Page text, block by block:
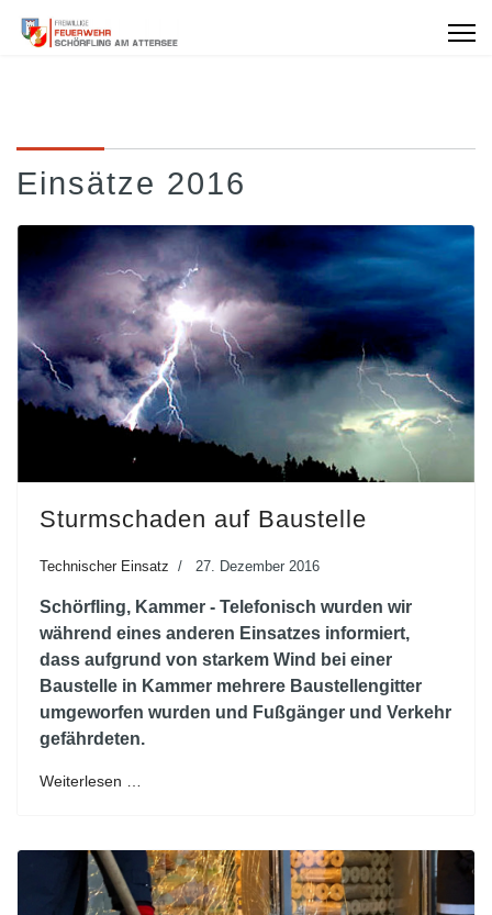
Einsätze 2016
Sturmschaden auf Baustelle
Technischer Einsatz 27. Dezember 2016
Schörfling, Kammer - Telefonisch wurden wir
während eines anderen Einsatzes informiert,
dass aufgrund von starkem Wind bei einer
Baustelle in Kammer mehrere Baustellengitter
umgeworfen wurden und Fußgänger und Verkehr
gefährdeten.
Weiterlesen …